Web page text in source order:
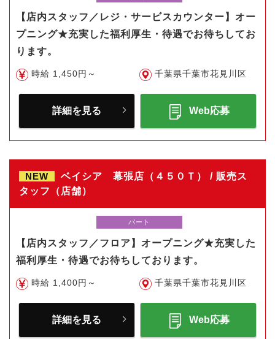
【店内スタッフ／レジ・サービスカウンター】オー
プニング★充実した福利厚生・待遇でお待ちしてお
ります。
時給 1,450円～ 千葉県千葉市花見川区
詳細を見る Web応募
NEW
ベイシア 幕張店（４５０Ｔ） / 販売ス
タッフ（店舗）
パート
【店内スタッフ／フロア】オープニング★充実した
福利厚生・待遇でお待ちしております。
時給 1,400円～ 千葉県千葉市花見川区
詳細を見る Web応募